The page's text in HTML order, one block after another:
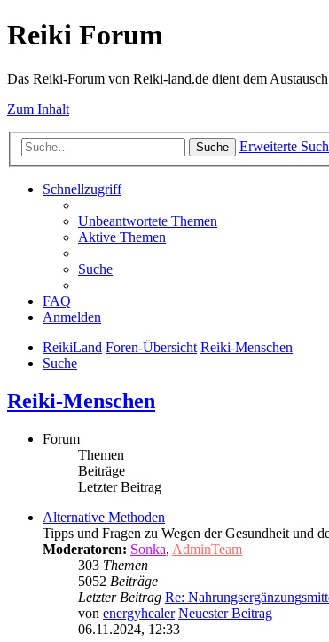
Reiki Forum
Das Reiki-Forum von Reiki-land.de dient dem
Zum Inhalt
Suche Erweiterte
Schnellzugriff
Unbeantwortete Themen
Aktive Themen
Suche
FAQ
Anmelden
ReikiLand Foren-Übersicht Reiki-Menschen
Suche
Reiki-Menschen
Forum
Themen
Beiträge
Letzter Beitrag
Alternative Methoden
Tipps und Fragen zu Wegen der Gesundheit und
Moderatoren: Sonka, AdminTeam
303 Themen
5052 Beiträge
Letzter Beitrag Re:
von energyhealer Neuester Beitrag
06.11.2024, 12:33